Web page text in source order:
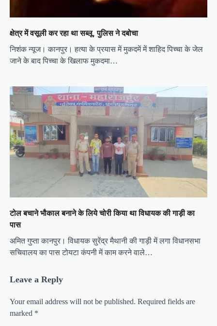
क्षेत्र में वसूली कर रहा था सब्लू, पुलिस ने दबोचा
निशंक न्यूज। कानपुर। हत्या के प्रयास में मुकदमें में शाहिद पिच्चा के जेल
जाने के बाद पिच्चा के खिलाफ मुकदमा…
टोल बचाने भौकाल बनाने के लिये चोरी किया था विधायक की गाड़ी का
पास
अमित गुप्ता कानपुर। विधायक सुरेंद्र मैथानी की गाड़ी में लगा विधानसभा
सचिवालय का पास टोयटा कंपनी में काम करने वाले…
Leave a Reply
Your email address will not be published. Required fields are
marked *